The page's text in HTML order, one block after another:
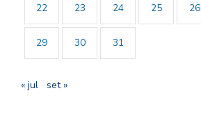
22 23 24 25 26
29 30 31
« jul set »